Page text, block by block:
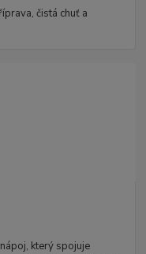
čistá chuť a
který spojuje